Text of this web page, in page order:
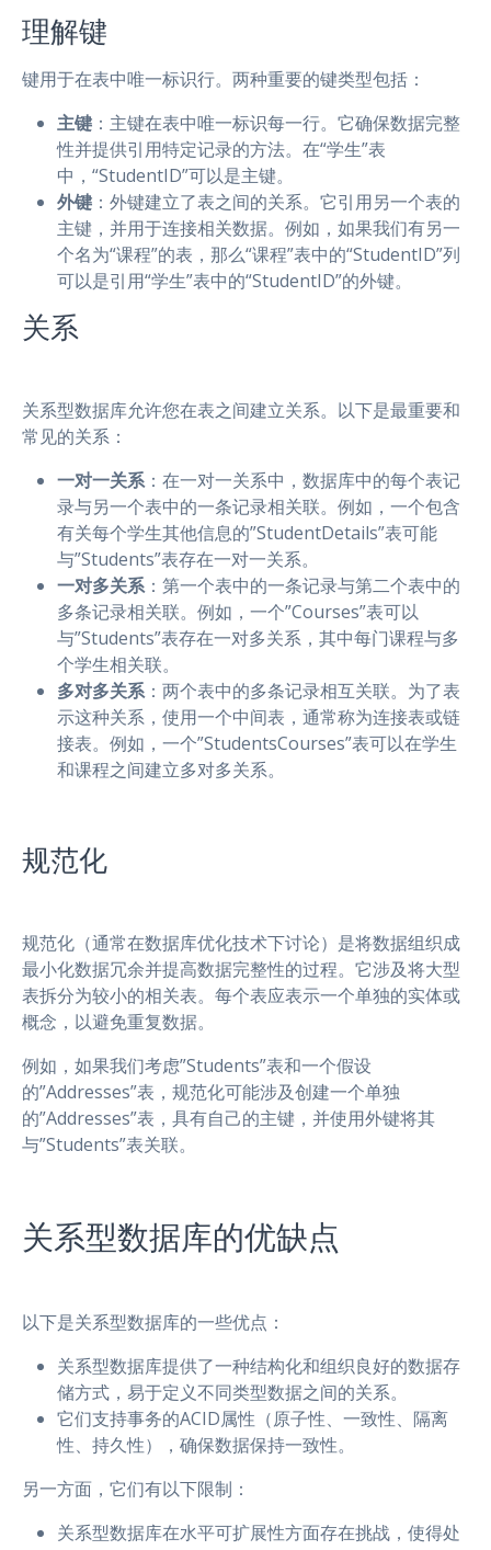
理解键
键用于在表中唯一标识行。两种重要的键类型包括：
主键 ：主键在表中唯一标识每一行。它确保数据完整
性并提供引用特定记录的方法。在“学生”表
中，“StudentID”可以是主键。
外键 ：外键建立了表之间的关系。它引用另一个表的
主键，并用于连接相关数据。例如，如果我们有另一
个名为“课程”的表，那么“课程”表中的“StudentID”列
可以是引用“学生”表中的“StudentID”的外键。
关系
关系型数据库允许您在表之间建立关系。以下是最重要和
常见的关系：
一对一关系：在一对一关系中，数据库中的每个表记
录与另一个表中的一条记录相关联。例如，一个包含
有关每个学生其他信息的”StudentDetails”表可能
与”Students”表存在一对一关系。
一对多关系：第一个表中的一条记录与第二个表中的
多条记录相关联。例如，一个”Courses”表可以
与”Students”表存在一对多关系，其中每门课程与多
个学生相关联。
多对多关系：两个表中的多条记录相互关联。为了表
示这种关系，使用一个中间表，通常称为连接表或链
接表。例如，一个”StudentsCourses”表可以在学生
和课程之间建立多对多关系。
规范化
规范化（通常在数据库优化技术下讨论）是将数据组织成
最小化数据冗余并提高数据完整性的过程。它涉及将大型
表拆分为较小的相关表。每个表应表示一个单独的实体或
概念，以避免重复数据。
例如，如果我们考虑”Students”表和一个假设
的”Addresses”表，规范化可能涉及创建一个单独
的”Addresses”表，具有自己的主键，并使用外键将其
与”Students”表关联。
关系型数据库的优缺点
以下是关系型数据库的一些优点：
关系型数据库提供了一种结构化和组织良好的数据存
储方式，易于定义不同类型数据之间的关系。
它们支持事务的ACID属性（原子性、一致性、隔离
性、持久性），确保数据保持一致性。
另一方面，它们有以下限制：
关系型数据库在水平可扩展性方面存在挑战，使得处